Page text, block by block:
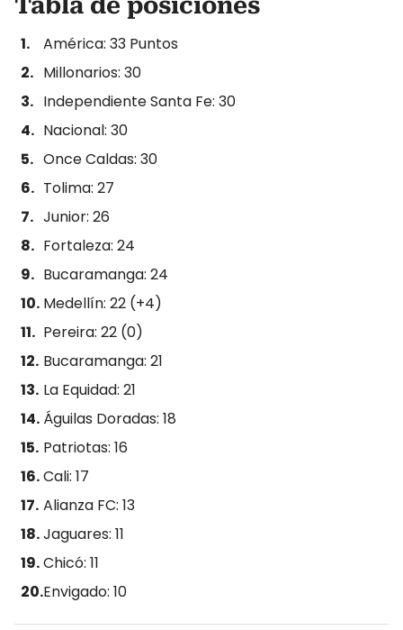
Tabla de posiciones
América: 33 Puntos
Millonarios: 30
Independiente Santa Fe: 30
Nacional: 30
Once Caldas: 30
Tolima: 27
Junior: 26
Fortaleza: 24
Bucaramanga: 24
Medellín: 22 (+4)
Pereira: 22 (0)
Bucaramanga: 21
La Equidad: 21
Águilas Doradas: 18
Patriotas: 16
Cali: 17
Alianza FC: 13
Jaguares: 11
Chicó: 11
Envigado: 10